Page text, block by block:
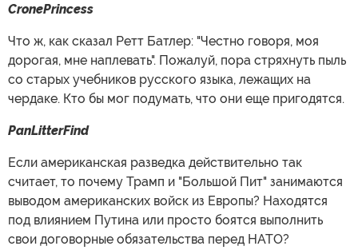
CronePrincess
Что ж, как сказал Ретт Батлер: "Честно говоря, моя
дорогая, мне наплевать". Пожалуй, пора стряхнуть пыль
со старых учебников русского языка, лежащих на
чердаке. Кто бы мог подумать, что они еще пригодятся.
PanLitterFind
Если американская разведка действительно так
считает, то почему Трамп и "Большой Пит" занимаются
выводом американских войск из Европы? Находятся
под влиянием Путина или просто боятся выполнить
свои договорные обязательства перед НАТО?